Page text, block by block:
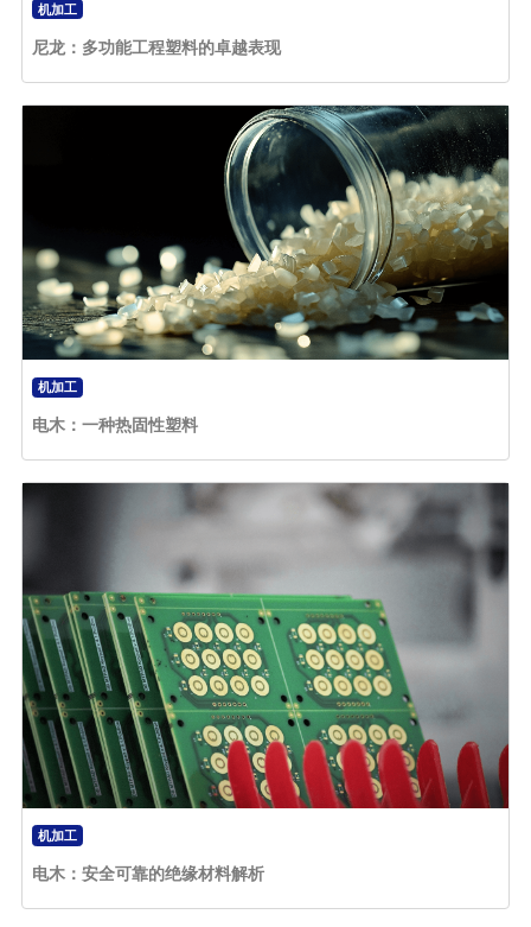
机加工
尼龙：多功能工程塑料的卓越表现
机加工
电木：一种热固性塑料
机加工
电木：安全可靠的绝缘材料解析